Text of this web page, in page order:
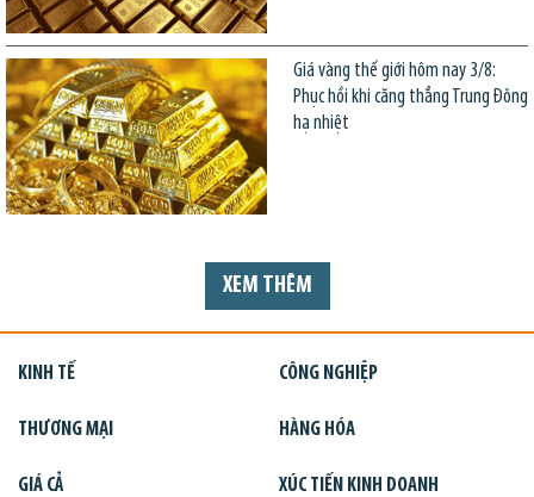
Giá vàng thế giới hôm nay 3/8:
Phục hồi khi căng thẳng Trung Đông
hạ nhiệt
XEM THÊM
KINH TẾ CÔNG NGHIỆP
THƯƠNG MẠI HÀNG HÓA
GIÁ CẢ XÚC TIẾN KINH DOANH